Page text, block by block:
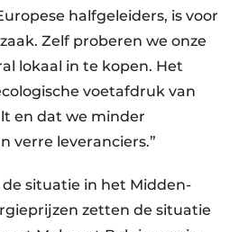
halfgeleiders, is voor
Zelf proberen we onze
lokaal in te kopen. Het
voetafdruk van
en dat we minder
verre leveranciers.”
situatie in het Midden-
zetten de situatie